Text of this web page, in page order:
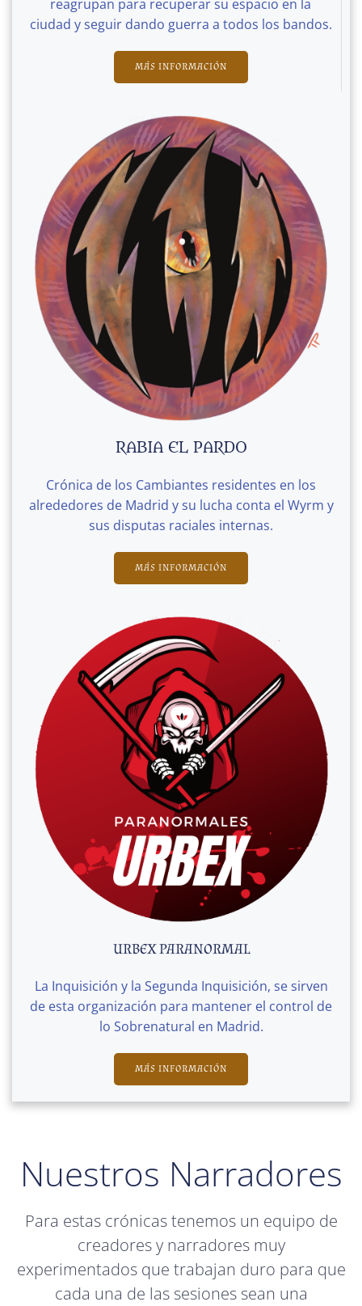
reagrupan para recuperar su espacio en la
ciudad y seguir dando guerra a todos los bandos.
MÁS INFORMACIÓN
RABIA EL PARDO
Crónica de los Cambiantes residentes en los
alrededores de Madrid y su lucha conta el Wyrm y
sus disputas raciales internas.
MÁS INFORMACIÓN
URBEX PARANORMAL
La Inquisición y la Segunda Inquisición, se sirven
de esta organización para mantener el control de
lo Sobrenatural en Madrid.
MÁS INFORMACIÓN
Nuestros Narradores
Para estas crónicas tenemos un equipo de
creadores y narradores muy
experimentados que trabajan duro para que
cada una de las sesiones sean una